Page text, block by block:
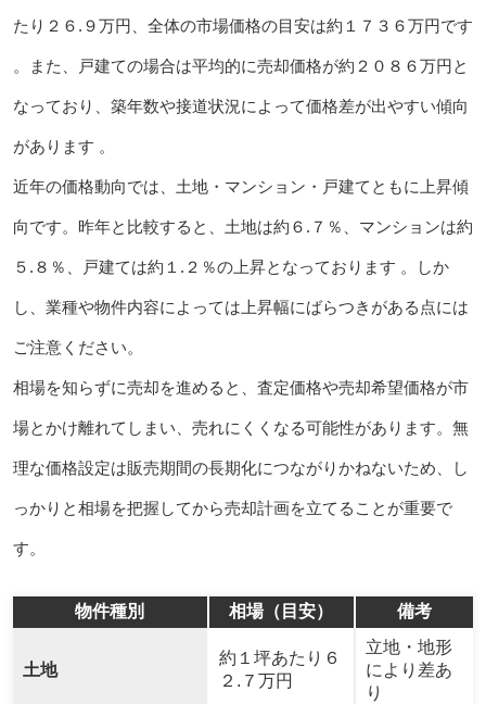
たり２６.９万円、全体の市場価格の目安は約１７３６万円です
。また、戸建ての場合は平均的に売却価格が約２０８６万円と
なっており、築年数や接道状況によって価格差が出やすい傾向
があります 。
近年の価格動向では、土地・マンション・戸建てともに上昇傾
向です。昨年と比較すると、土地は約６.７％、マンションは約
５.８％、戸建ては約１.２％の上昇となっております 。しか
し、業種や物件内容によっては上昇幅にばらつきがある点には
ご注意ください。
相場を知らずに売却を進めると、査定価格や売却希望価格が市
場とかけ離れてしまい、売れにくくなる可能性があります。無
理な価格設定は販売期間の長期化につながりかねないため、し
っかりと相場を把握してから売却計画を立てることが重要で
す。
物件種別 相場（目安） 備考
土地
約１坪あたり６
２.７万円
立地・地形
により差あ
り